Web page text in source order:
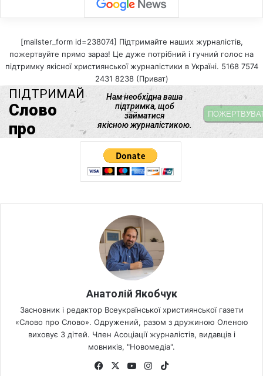
[mailster_form id=238074] Підтримайте наших журналістів,
пожертвуйте прямо зараз! Це дуже потрібний і гучний голос на
підтримку якісної християнської журналістики в Україні. 5168 7574
2431 8238 (Приват)
Анатолій Якобчук
Засновник і редактор Всеукраїнської християнської газети
«Слово про Слово». Одружений, разом з дружиною Оленою
виховує 3 дітей. Член Асоціації журналістів, видавців і
мовників, "Новомедіа".
Fa
X
Yo
Ins